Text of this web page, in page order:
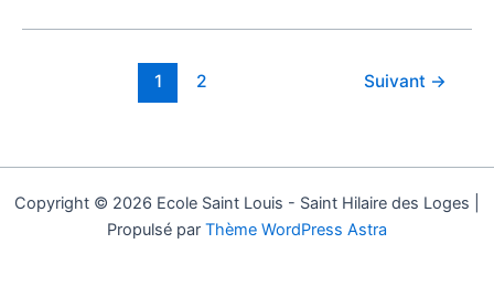
1 2 Suivant →
Copyright © 2026 Ecole Saint Louis - Saint Hilaire des Loges |
Propulsé par Thème WordPress Astra